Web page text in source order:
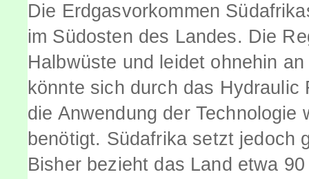
Die Erdgasvorkommen
im Südosten des Landes. Die
Halbwüste und leidet ohnehin
könnte sich durch das
die Anwendung der
benötigt. Südafrika setzt jedoch
Bisher bezieht das Land etwa